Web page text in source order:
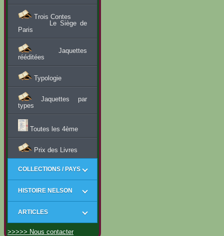
Trois Contes
Le Siège de
Paris
Jaquettes
rééditées
Typologie
Jaquettes par
types
Toutes les 4ème
Prix des Livres
COLLECTIONS / PAYS
HISTOIRE NELSON
ARTICLES
>>>>> Nous contacter